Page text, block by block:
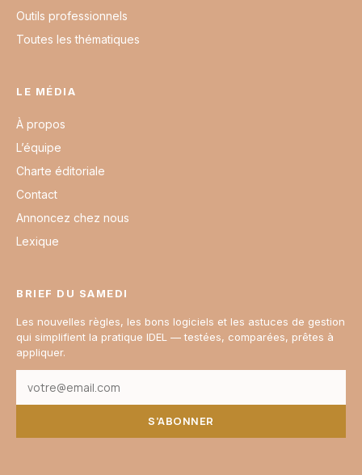
Outils professionnels
Toutes les thématiques
LE MÉDIA
À propos
L’équipe
Charte éditoriale
Contact
Annoncez chez nous
Lexique
BRIEF DU SAMEDI
Les nouvelles règles, les bons logiciels et les astuces de gestion
qui simplifient la pratique IDEL — testées, comparées, prêtes à
appliquer.
S’ABONNER